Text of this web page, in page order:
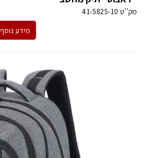
מק''ט 41-5825-10
מידע נוסף